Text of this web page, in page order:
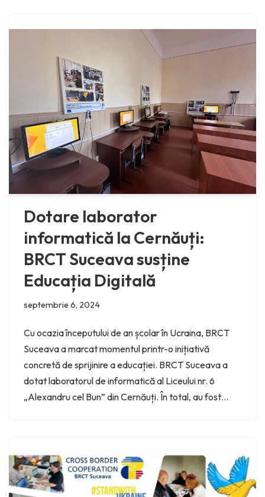
Dotare laborator
informatică la Cernăuți:
BRCT Suceava susține
Educația Digitală
septembrie 6, 2024
Cu ocazia începutului de an școlar în Ucraina, BRCT
Suceava a marcat momentul printr-o inițiativă
concretă de sprijinire a educației. BRCT Suceava a
dotat laboratorul de informatică al Liceului nr. 6
„Alexandru cel Bun” din Cernăuți. În total, au fost…